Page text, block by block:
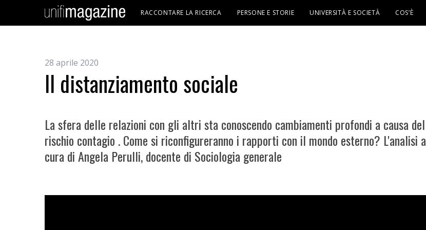
RACCONTARE LA RICERCA PERSONE E STORIE UNIVERSITÀ E SOCIETÀ COS’È
28 aprile 2020
Il distanziamento sociale
La sfera delle relazioni con gli altri sta conoscendo cambiamenti profondi a causa del
rischio contagio . Come si riconfigureranno i rapporti con il mondo esterno? L'analisi a
cura di Angela Perulli, docente di Sociologia generale